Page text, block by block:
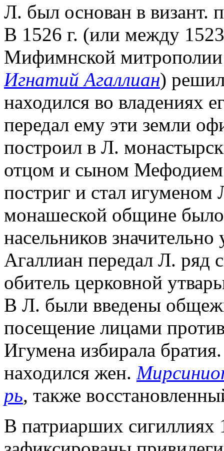
Л. был основан в визант.
В 1526 г. (или между
Мифимнской
Игнатий Агаллиан)
находился во владениях
передал ему эти земли
построил в Л.
отцом и сыном Мефодием
постриг и стал игуменом
монашеской общине
насельников
Агаллиан передал Л. ряд
обитель церковной
В Л. были введены
посещение лицами
Игумена избирала
находился жен.
рь, также
В патриарших сигиллиях